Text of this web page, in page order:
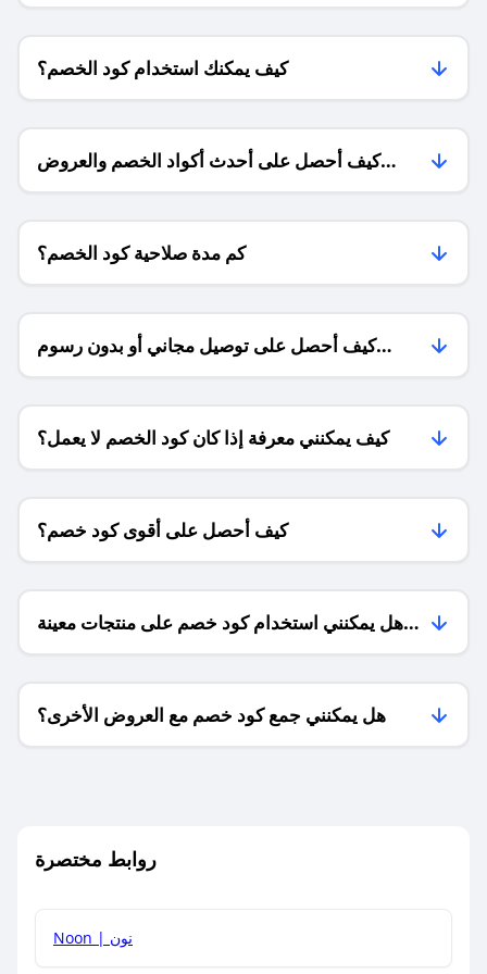
كيف يمكنك استخدام كود الخصم؟
كيف أحصل على أحدث أكواد الخصم والعروض
للمتاجر؟
كم مدة صلاحية كود الخصم؟
كيف أحصل على توصيل مجاني أو بدون رسوم
الشحن ؟
كيف يمكنني معرفة إذا كان كود الخصم لا يعمل؟
كيف أحصل على أقوى كود خصم؟
هل يمكنني استخدام كود خصم على منتجات معينة
فقط؟
هل يمكنني جمع كود خصم مع العروض الأخرى؟
روابط مختصرة
Noon | نون